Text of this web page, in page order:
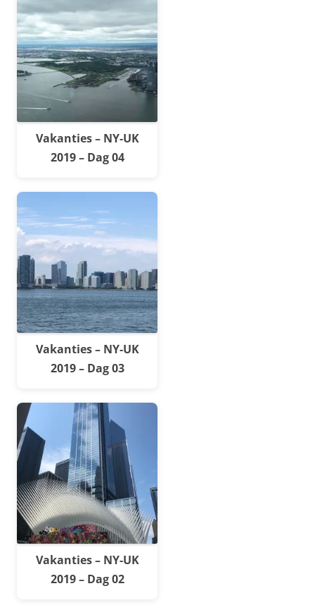
Vakanties – NY-UK
2019 – Dag 04
Vakanties – NY-UK
2019 – Dag 03
Vakanties – NY-UK
2019 – Dag 02